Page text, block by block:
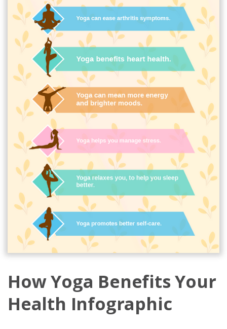
How Yoga Benefits Your
Health Infographic